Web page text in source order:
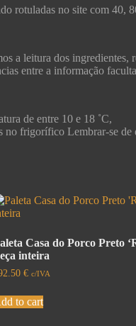
rotuladas no site com
a leitura dos
entre a informação
de entre 10 e 18 ˚C,
frigorífico Lembrar-se
Casa do Porco Preto
inteira
€ c/IVA
to cart